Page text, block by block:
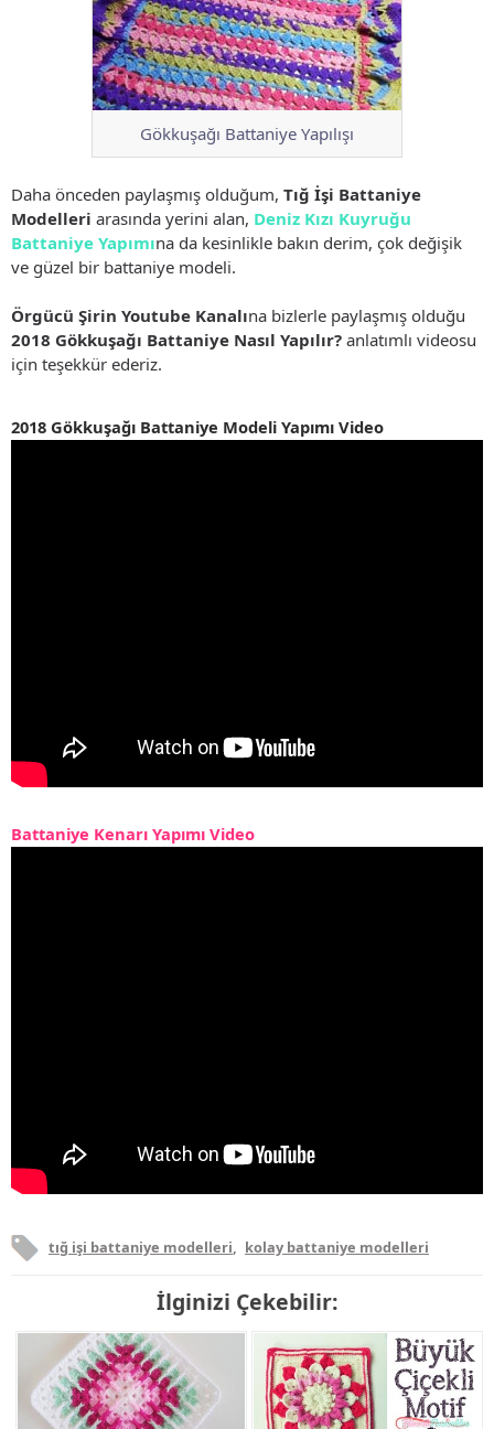
Gökkuşağı Battaniye Yapılışı
Daha önceden paylaşmış olduğum, Tığ İşi Battaniye
Modelleri arasında yerini alan, Deniz Kızı Kuyruğu
Battaniye Yapımına da kesinlikle bakın derim, çok değişik
ve güzel bir battaniye modeli.
Örgücü Şirin Youtube Kanalına bizlerle paylaşmış olduğu
2018 Gökkuşağı Battaniye Nasıl Yapılır? anlatımlı videosu
için teşekkür ederiz.
2018 Gökkuşağı Battaniye Modeli Yapımı Video
Battaniye Kenarı Yapımı Video
tığ işi battaniye modelleri, kolay battaniye modelleri
İlginizi Çekebilir: